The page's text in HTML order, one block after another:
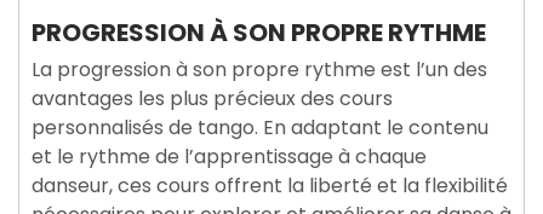
PROGRESSION À SON PROPRE RYTHME
La progression à son propre rythme est l’un des
avantages les plus précieux des cours
personnalisés de tango. En adaptant le contenu
et le rythme de l’apprentissage à chaque
danseur, ces cours offrent la liberté et la flexibilité